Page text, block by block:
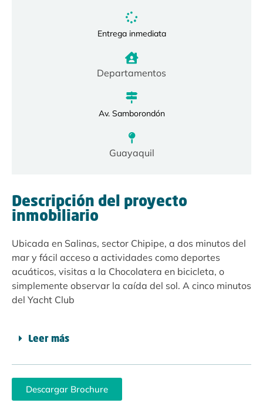
Entrega inmediata
Departamentos
Av. Samborondón
Guayaquil
Descripción del proyecto
inmobiliario
Ubicada en Salinas, sector Chipipe, a dos minutos del
mar y fácil acceso a actividades como deportes
acuáticos, visitas a la Chocolatera en bicicleta, o
simplemente observar la caída del sol. A cinco minutos
del Yacht Club
Leer más
Descargar Brochure